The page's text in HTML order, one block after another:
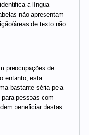
a língua
não apresentam
áreas de texto não
preocupações de
entanto, esta
bastante séria pela
pessoas com
beneficiar destas